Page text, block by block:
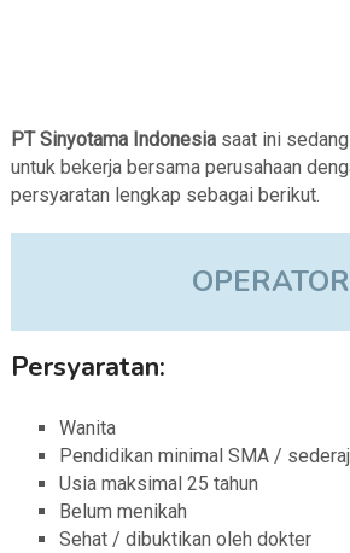
PT Sinyotama Indonesia saat ini
untuk bekerja bersama perusahaan
persyaratan lengkap sebagai berikut.
OPERATOR
Persyaratan:
Wanita
Pendidikan minimal SMA /
Usia maksimal 25 tahun
Belum menikah
Sehat / dibuktikan oleh dokter